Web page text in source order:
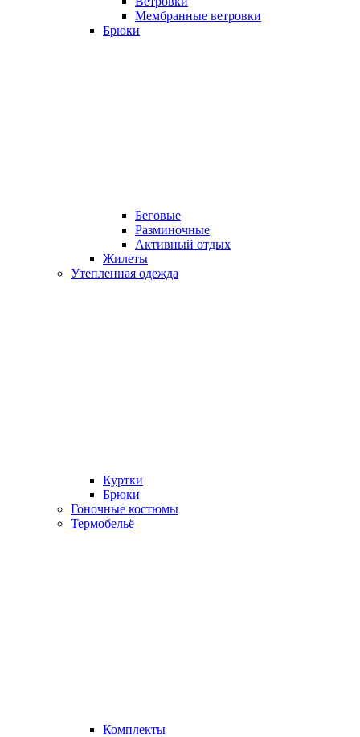
Мембранные ветровки
Брюки
Беговые
Разминочные
Активный отдых
Жилеты
Утепленная одежда
Куртки
Брюки
Гоночные костюмы
Термобельё
Комплекты